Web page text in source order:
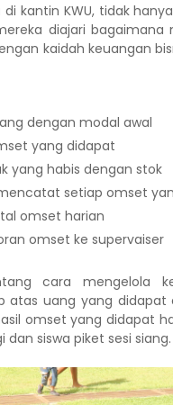
di kantin KWU, tidak
diajari
kaidah keuangan
dengan modal awal
yang didapat
yang habis dengan stok
setiap omset
omset harian
omset ke supervaiser
cara mengelola
atas uang yang didapat
omset yang didapat
dan siswa piket sesi siang.